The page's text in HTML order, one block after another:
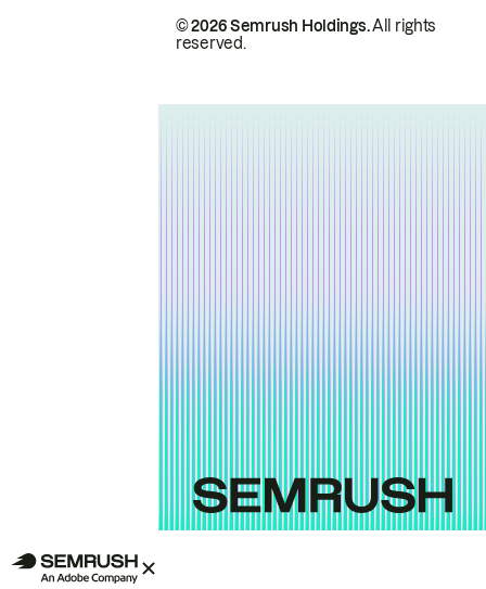
© 2026 Semrush Holdings.All rights
reserved.